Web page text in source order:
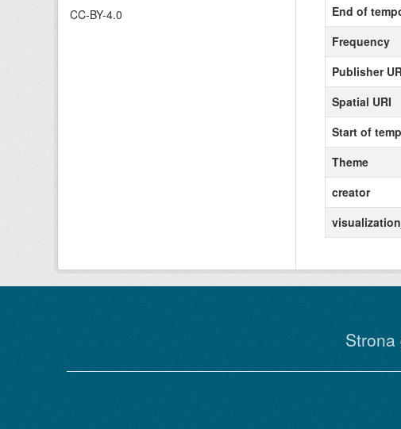
CC-BY-4.0
End of
Frequency
Publisher
Spatial URI
Start of
Theme
creator
Strona